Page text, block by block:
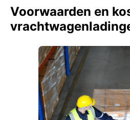
Voorwaarden en